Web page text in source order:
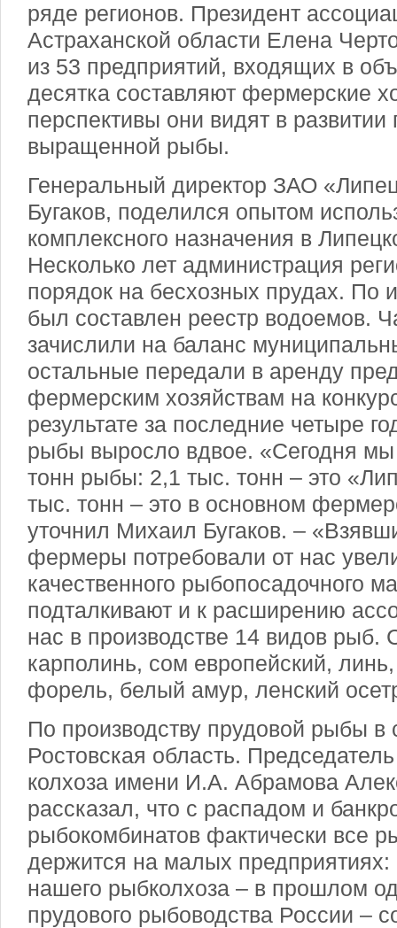
ряде регионов. Президент
Астраханской области Елена
из 53 предприятий, входящих в
десятка составляют фермерские
перспективы они видят в развитии
выращенной рыбы.
Генеральный директор ЗАО
Бугаков, поделился опытом
комплексного назначения в
Несколько лет администрация
порядок на бесхозных прудах. По
был составлен реестр водоемов.
зачислили на баланс
остальные передали в аренду
фермерским хозяйствам на
результате за последние четыре
рыбы выросло вдвое. «Сегодня
тонн рыбы: 2,1 тыс. тонн – это
тыс. тонн – это в основном
уточнил Михаил Бугаков. –
фермеры потребовали от нас
качественного рыбопосадочного
подталкивают и к расширению
нас в производстве 14 видов рыб.
карполинь, сом европейский,
форель, белый амур, ленский
По производству прудовой рыбы в
Ростовская область.
колхоза имени И.А. Абрамова
рассказал, что с распадом и
рыбокомбинатов фактически все
держится на малых предприятиях:
нашего рыбколхоза – в прошлом
прудового рыбоводства России –